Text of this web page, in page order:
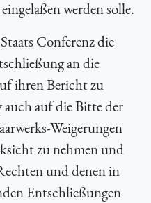
werden solle.
Conferenz die
an die
ihren Bericht zu
auf die Bitte der
Weigerungen
zu nehmen und
und denen in
Entschließungen